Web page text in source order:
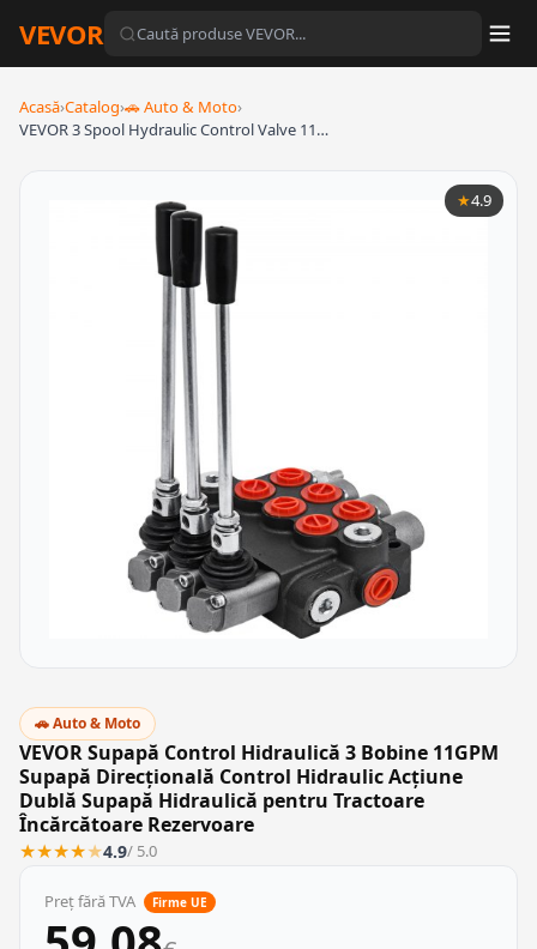
VEVOR
Acasă›Catalog›🚗 Auto & Moto›
VEVOR 3 Spool Hydraulic Control Valve 11…
★4.9
🚗 Auto & Moto
VEVOR Supapă Control Hidraulică 3 Bobine 11GPM
Supapă Direcțională Control Hidraulic Acțiune
Dublă Supapă Hidraulică pentru Tractoare
Încărcătoare Rezervoare
★★★★★4.9/ 5.0
Preț fără TVA Firme UE